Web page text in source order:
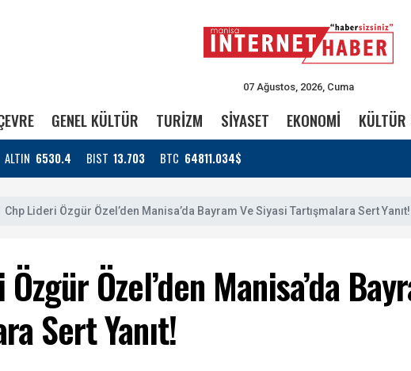
07 Ağustos, 2026, Cuma
GENEL KÜLTÜR TURİZM SİYASET EKONOMİ
ALTIN 6530.4 BIST 13.703 BTC 64811.034$
Chp Lideri Özgür Özel’den Manisa’da Bayram Ve Siyasi Tartışmalara Sert Yanıt!
Özel’den Manisa’da
Sert Yanıt!